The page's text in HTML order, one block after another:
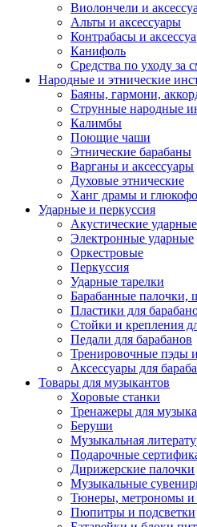
Виолончели и
Альты и аксессуары
Контрабасы и
Канифоль
Средства по уходу за
Народные и этнические
Баяны, гармони,
Струнные народные
Калимбы
Поющие чаши
Этнические барабаны
Варганы и аксессуары
Духовые этнические
Ханг драмы и
Ударные и перкуссия
Акустические ударные
Электронные ударные
Оркестровые
Перкуссия
Ударные тарелки
Барабанные палочки,
Пластики для
Стойки и крепления
Педали для барабанов
Тренировочные пэды
Аксессуары для
Товары для музыкантов
Хоровые станки
Тренажеры для
Беруши
Музыкальная
Подарочные
Дирижерские палочки
Музыкальные
Тюнеры, метрономы и
Пюпитры и подсветки